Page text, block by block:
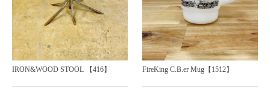
IRON&WOOD STOOL 【416】 FireKing C.B.er Mug【1512】